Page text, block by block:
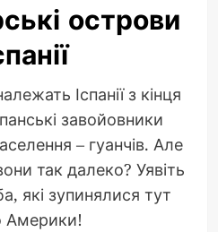
острови
Іспанії з кінця
завойовники
– гуанчів. Але
так далеко? Уявіть
які зупинялися тут
Америки!